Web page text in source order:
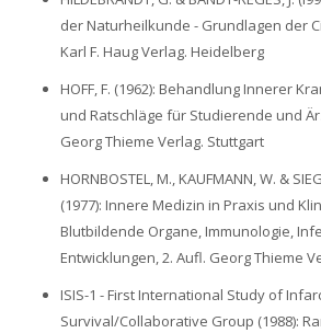
der Naturheilkunde - Grundlagen der
Karl F. Haug Verlag. Heidelberg
HOFF, F. (1962): Behandlung Innerer
und Ratschläge für Studierende und
Georg Thieme Verlag. Stuttgart
HORNBOSTEL, M., KAUFMANN, W. &
(1977): Innere Medizin in Praxis und
Blutbildende Organe, Immunologie,
Entwicklungen, 2. Aufl. Georg Thieme
ISIS-1 - First International Study of
Survival/Collaborative Group (1988):